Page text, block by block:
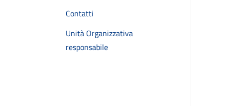
Contatti
Unità Organizzativa
responsabile